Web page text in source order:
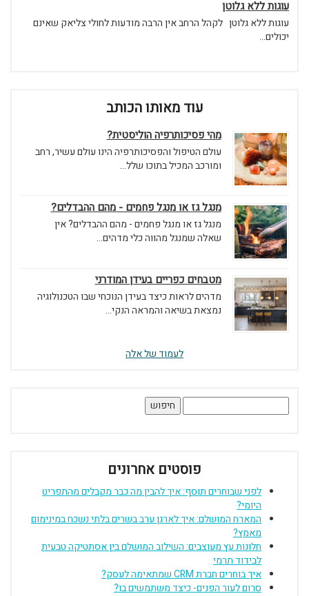
עוגות ללא גלוטן
עוגות ללא גלוטן לקהל הרחב אין הרבה מודעות לחולי צליאק שאינם
יכולים...
עוד מאותו הכותב
מהי פסיכותרפיה הוליסטית?
עולם הטיפול והפסיכותרפיה הינו עולם עשיר, רחב
ומורכב המכיל בתוכו שלל...
מנגל גז או מנגל פחמים - מהם ההבדלים?
מנגל גז או מנגל פחמים - מהם ההבדלים? אין
שאלה שמנגל מהווה כלי מדהים...
מטבחים כפריים בעידן המודרני
מדהים לראות כיצד בעידן הנוכחי שבו הטכנולוגיה
נמצאת בשיאה והמראה הנקי...
לעמוד של אלה
פוסטים אחרונים
לפני שבוחרים תוסף: איך להבין מה כבר מקבלים מהתפריט
היומי?
המארח המושלם: איך לארגן ערב בשרים בלתי נשכח במינימום
מאמץ?
חלונות עץ מעוצבים: השילוב המושלם בין אסתטיקה טבעית
לבידוד תרמי
איך בוחרים חברת CRM שמתאימה לעסק?
סרום לעור הפנים- כיצד משתמשים בו?